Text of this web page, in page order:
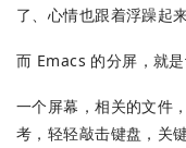
了、心情也跟着浮躁起来
而 Emacs 的分屏，就
一个屏幕，相关的文件
考，轻轻敲击键盘，关